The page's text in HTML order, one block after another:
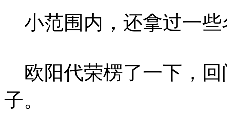
小范围内，还拿过一
欧阳代荣楞了一下，回
子。